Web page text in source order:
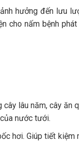
hưởng đến lưu
cho nấm bệnh
lâu năm, cây ăn
nước tưới.
hơi. Giúp tiết